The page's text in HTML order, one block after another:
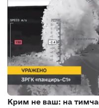
Крим не ваш: на